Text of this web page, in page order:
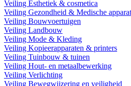
Veiling Esthetiek & cosmetica
Veiling Gezondheid & Medische
Veiling Bouwvoertuigen
Veiling Landbouw
Veiling Mode & Kleding
Veiling Kopieerapparaten & printers
Veiling Tuinbouw & tuinen
Veiling Hout- en metaalbewerking
Veiling Verlichting
Veiling Bewegwijzering en veiligheid